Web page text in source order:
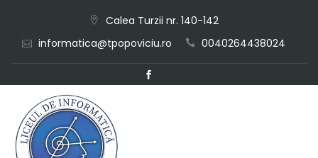
content
Calea Turzii nr. 140-142
informatica@tpopoviciu.ro
0040264438024